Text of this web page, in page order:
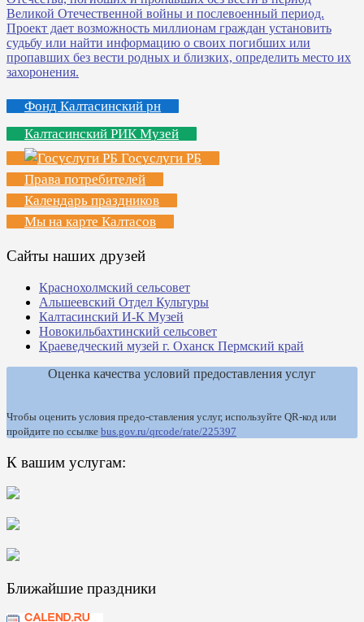
Фонд Калтасинский рн
Калтасинский РИК Музей
Госуслуги РБ
Права потребителей
Календарь праздников
Мы на карте Калтасов
Сайты наших друзей
Краснохолмский сельсовет
Альшеевский Отдел Культуры
Калтасинский И-К Музей
Новокильбахтинский сельсовет
Краеведческий музей г. Оханск Пермский край
Оценка качества условий предоставления услуг
Чтобы оценить условия предо-ставления услуг, используйте QR-код или
пройдите по ссылке bus.gov.ru/qrcode/rate/225397
К вашим услугам:
Ближайшие праздники